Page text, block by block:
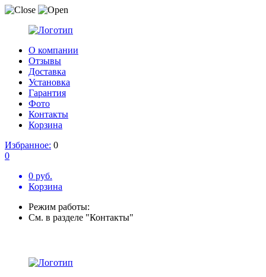
О компании
Отзывы
Доставка
Установка
Гарантия
Фото
Контакты
Корзина
Избранное: 0
0
0 руб.
Корзина
Режим работы:
См. в разделе "Контакты"